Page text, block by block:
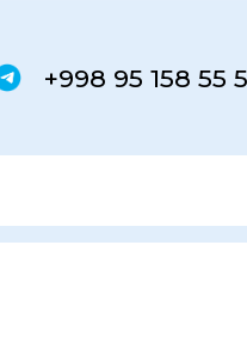
+998 95 158 55